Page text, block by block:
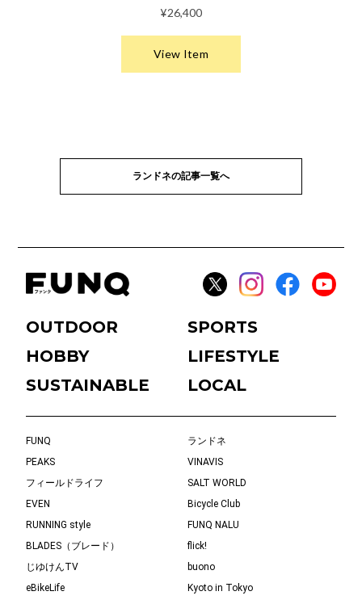
ランドネの記事一覧へ
OUTDOOR
SPORTS
HOBBY
LIFESTYLE
SUSTAINABLE
LOCAL
FUNQ
ランドネ
PEAKS
VINAVIS
フィールドライフ
SALT WORLD
EVEN
Bicycle Club
RUNNING style
FUNQ NALU
BLADES（ブレード）
flick!
じゆけんTV
buono
eBikeLife
Kyoto in Tokyo